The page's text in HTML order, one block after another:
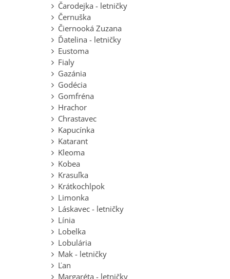
Čarodejka - letničky
Černuška
Čiernooká Zuzana
Ďatelina - letničky
Eustoma
Fialy
Gazánia
Godécia
Gomfréna
Hrachor
Chrastavec
Kapucínka
Katarant
Kleoma
Kobea
Krasuľka
Krátkochlpok
Limonka
Láskavec - letničky
Línia
Lobelka
Lobulária
Mak - letničky
Ľan
Margaréta - letničky